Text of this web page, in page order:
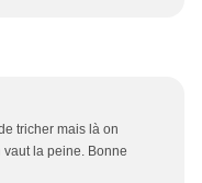
tricher mais là on
la peine. Bonne